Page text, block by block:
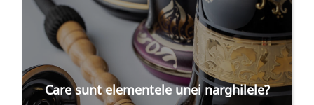
Care sunt elementele unei narghilele?